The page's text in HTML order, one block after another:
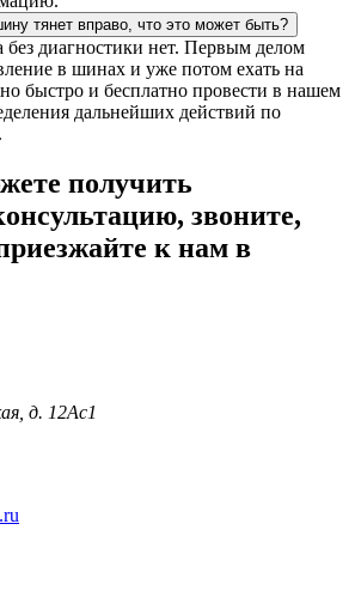
тянет вправо, что это может быть?
без диагностики нет. Первым делом
в шинах и уже потом ехать на
быстро и бесплатно провести в нашем
дальнейших действий по
получить
звоните,
к нам в
д. 12Ас1